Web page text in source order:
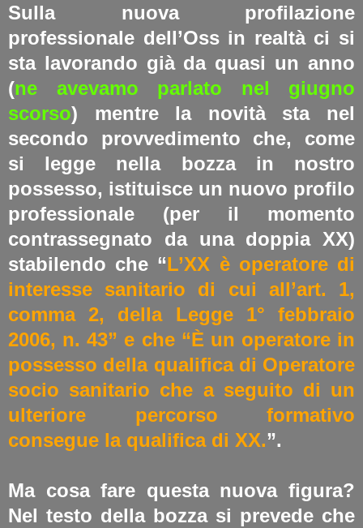
Sulla nuova profilazione
professionale dell’Oss in realtà ci si
sta lavorando già da quasi un anno
(ne avevamo parlato nel giugno
scorso) mentre la novità sta nel
secondo provvedimento che, come
si legge nella bozza in nostro
possesso, istituisce un nuovo profilo
professionale (per il momento
contrassegnato da una doppia XX)
stabilendo che “L’XX è operatore di
interesse sanitario di cui all’art. 1,
comma 2, della Legge 1° febbraio
2006, n. 43” e che “È un operatore in
possesso della qualifica di Operatore
socio sanitario che a seguito di un
ulteriore percorso formativo
consegue la qualifica di XX.”.
Ma cosa fare questa nuova figura?
Nel testo della bozza si prevede che